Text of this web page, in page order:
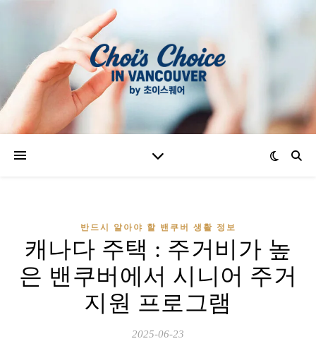
반드시 알아야 할 밴쿠버 생활 정보
캐나다 주택 : 주거비가 높
은 밴쿠버에서 시니어 주거
지원 프로그램
2025-06-23